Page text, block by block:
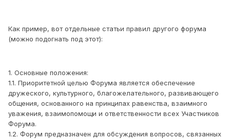
Как пример, вот отдельные статьи правил другого форума
(можно подогнать под этот):
1. Основные положения:
1.1. Приоритетной целью Форума является обеспечение
дружеского, культурного, благожелательного, развивающего
общения, основанного на принципах равенства, взаимного
уважения, взаимопомощи и ответственности всех Участников
Форума.
1.2. Форум предназначен для обсуждения вопросов, связанных